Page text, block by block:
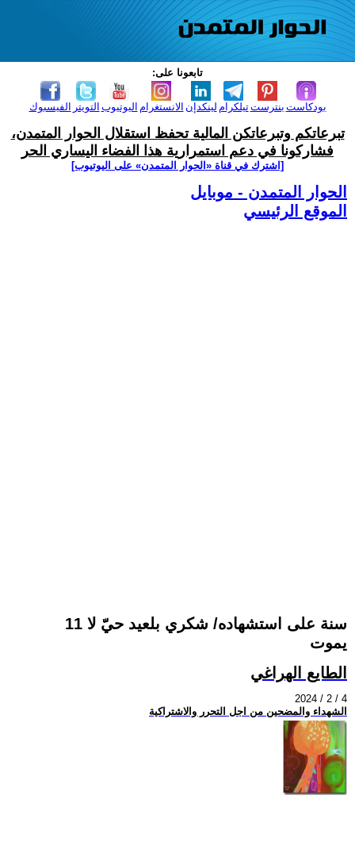
تابعونا على:
الفيسبوك التويتر اليوتيوب الانستغرام لينكدإن تيلكرامبنترست بودكاست
تبرعاتكم وتبرعاتكن المالية تحفظ استقلال الحوار المتمدن،
فشاركونا في دعم استمرارية هذا الفضاء اليساري الحر
[اشترك في قناة ‫«الحوار المتمدن» على اليوتيوب]
الحوار المتمدن - موبايل
الموقع الرئيسي
11 سنة على استشهاده/ شكري بلعيد حيّ لا
يموت
الطايع الهراغي
2024 / 2 / 4
الشهداء والمضحين من اجل التحرر والاشتراكية